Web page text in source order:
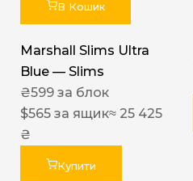
В Кошик
Marshall Slims Ultra
Blue — Slims
₴599 за блок
$565 за ящик≈ 25 425
₴
Купити